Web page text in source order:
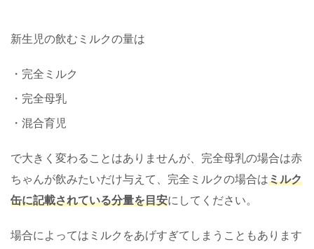
新生児の飲むミルクの量は
・完全ミルク
・完全母乳
・混合育児
で大きく変わることはありませんが、完全母乳の場合は赤
ちゃんが飲みたいだけ与えて、完全ミルクの場合はミルク
缶に記載されている分量を目安にしてください。
場合によってはミルクをあげすぎてしまうこともあります